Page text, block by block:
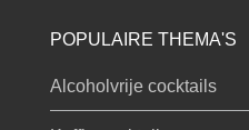
POPULAIRE THEMA'S
Alcoholvrije cocktails